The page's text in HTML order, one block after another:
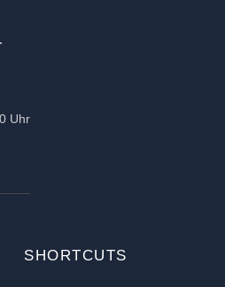
Uhr
SHORTCUTS